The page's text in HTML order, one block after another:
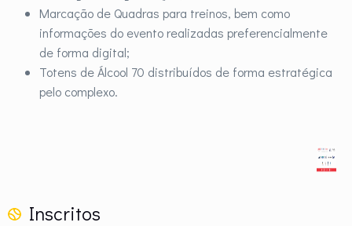
Marcação de Quadras para treinos, bem como
informações do evento realizadas preferencialmente
de forma digital;
Totens de Álcool 70 distribuídos de forma estratégica
pelo complexo.
Inscritos